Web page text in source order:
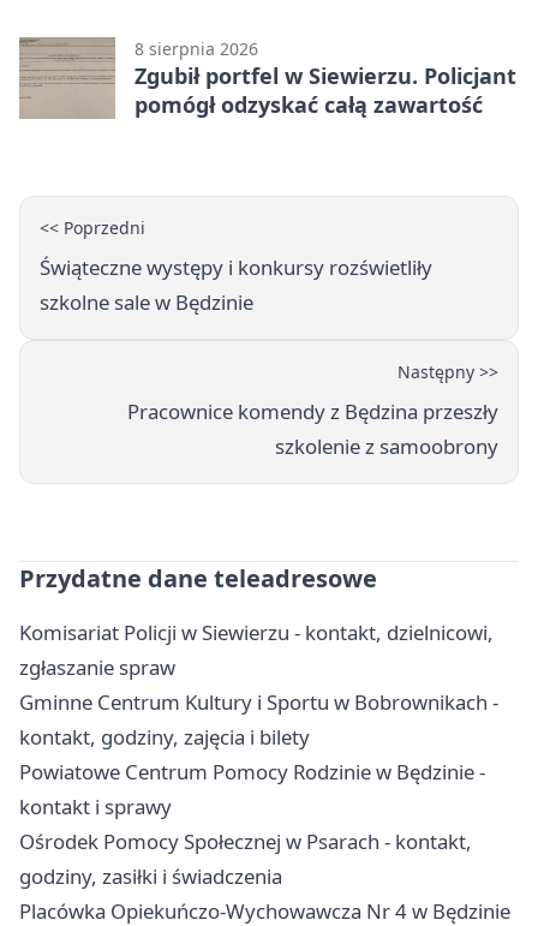
8 sierpnia 2026
Zgubił portfel w Siewierzu. Policjant
pomógł odzyskać całą zawartość
<< Poprzedni
Świąteczne występy i konkursy rozświetliły
szkolne sale w Będzinie
Następny >>
Pracownice komendy z Będzina przeszły
szkolenie z samoobrony
Przydatne dane teleadresowe
Komisariat Policji w Siewierzu - kontakt, dzielnicowi,
zgłaszanie spraw
Gminne Centrum Kultury i Sportu w Bobrownikach -
kontakt, godziny, zajęcia i bilety
Powiatowe Centrum Pomocy Rodzinie w Będzinie -
kontakt i sprawy
Ośrodek Pomocy Społecznej w Psarach - kontakt,
godziny, zasiłki i świadczenia
Placówka Opiekuńczo-Wychowawcza Nr 4 w Będzinie